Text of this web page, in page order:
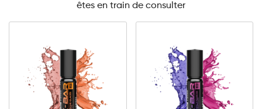
êtes en train de consulter
3mg Classic
6mg Classic
3mg Classic
6mg Classic